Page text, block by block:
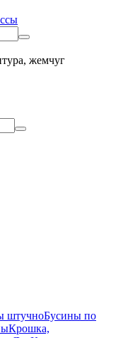
жемчуг
штучноБусины по
Крошка,